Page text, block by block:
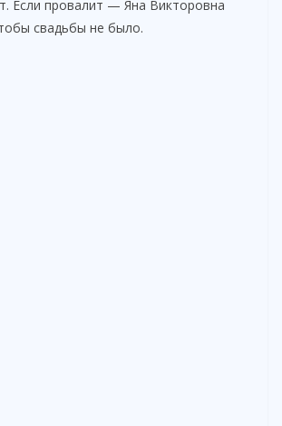
Если провалит — Яна Викторовна
свадьбы не было.